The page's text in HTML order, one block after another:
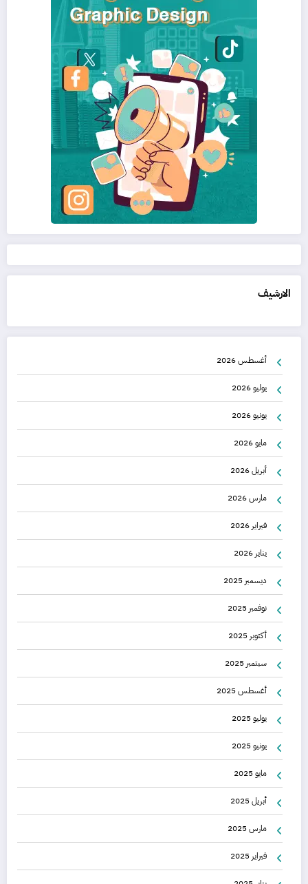
الارشيف
أغسطس 2026
يوليو 2026
يونيو 2026
مايو 2026
أبريل 2026
مارس 2026
فبراير 2026
يناير 2026
ديسمبر 2025
نوفمبر 2025
أكتوبر 2025
سبتمبر 2025
أغسطس 2025
يوليو 2025
يونيو 2025
مايو 2025
أبريل 2025
مارس 2025
فبراير 2025